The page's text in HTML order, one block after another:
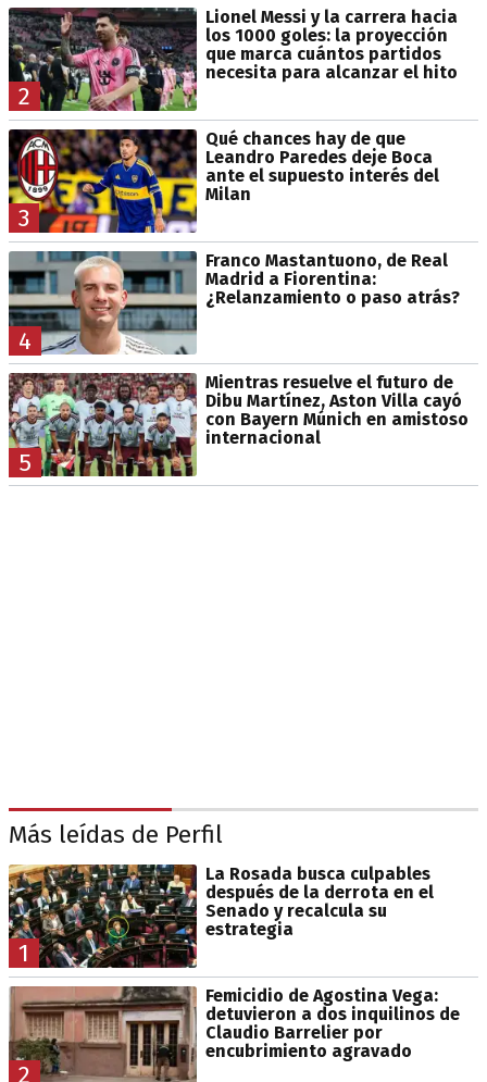
2
Lionel Messi y la carrera hacia
los 1000 goles: la proyección
que marca cuántos partidos
necesita para alcanzar el hito
3
Qué chances hay de que
Leandro Paredes deje Boca
ante el supuesto interés del
Milan
4
Franco Mastantuono, de Real
Madrid a Fiorentina:
¿Relanzamiento o paso atrás?
5
Mientras resuelve el futuro de
Dibu Martínez, Aston Villa cayó
con Bayern Múnich en amistoso
internacional
Más leídas de Perfil
1
La Rosada busca culpables
después de la derrota en el
Senado y recalcula su
estrategia
2
Femicidio de Agostina Vega:
detuvieron a dos inquilinos de
Claudio Barrelier por
encubrimiento agravado